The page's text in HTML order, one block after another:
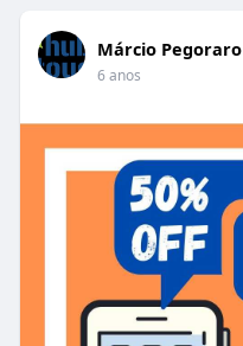
Márcio Pegoraro
6 anos